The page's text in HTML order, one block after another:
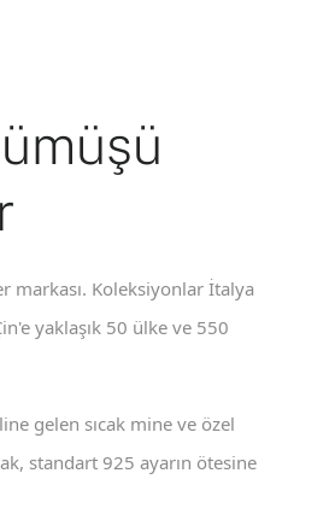
markası. Koleksiyonlar İtalya
yaklaşık 50 ülke ve 550
gelen sıcak mine ve özel
standart 925 ayarın ötesine